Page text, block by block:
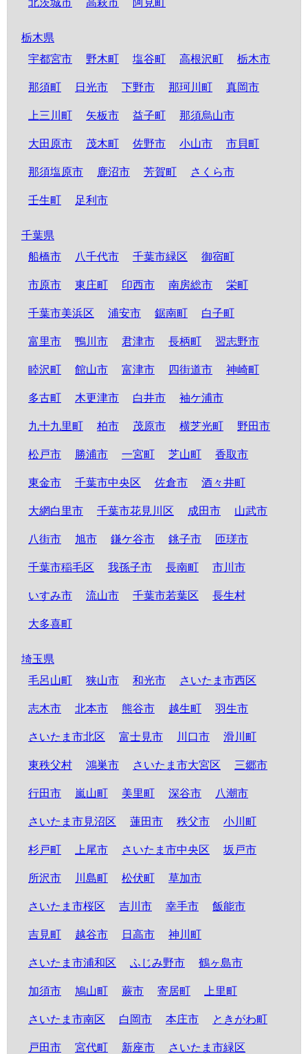
北茨城市 高萩市 阿見町
栃木県
宇都宮市
野木町 塩谷町 高根沢町 栃木市
那須町 日光市 下野市 那珂川町 真岡市
上三川町 矢板市 益子町 那須烏山市
大田原市 茂木町 佐野市 小山市 市貝町
那須塩原市 鹿沼市 芳賀町 さくら市
壬生町 足利市
千葉県
船橋市
八千代市 千葉市緑区 御宿町
市原市 東庄町 印西市 南房総市 栄町
千葉市美浜区 浦安市 鋸南町 白子町
富里市 鴨川市 君津市 長柄町 習志野市
睦沢町 館山市 富津市 四街道市 神崎町
多古町 木更津市 白井市 袖ケ浦市
九十九里町 柏市 茂原市 横芝光町 野田市
松戸市 勝浦市 一宮町 芝山町 香取市
東金市 千葉市中央区 佐倉市 酒々井町
大網白里市 千葉市花見川区 成田市 山武市
八街市 旭市 鎌ケ谷市 銚子市 匝瑳市
千葉市稲毛区 我孫子市 長南町 市川市
いすみ市 流山市 千葉市若葉区 長生村
大多喜町
埼玉県
毛呂山町
狭山市 和光市 さいたま市西区
志木市 北本市 熊谷市 越生町 羽生市
さいたま市北区 富士見市 川口市 滑川町
東秩父村 鴻巣市 さいたま市大宮区 三郷市
行田市 嵐山町 美里町 深谷市 八潮市
さいたま市見沼区 蓮田市 秩父市 小川町
杉戸町 上尾市 さいたま市中央区 坂戸市
所沢市 川島町 松伏町 草加市
さいたま市桜区 吉川市 幸手市 飯能市
吉見町 越谷市 日高市 神川町
さいたま市浦和区 ふじみ野市 鶴ヶ島市
加須市 鳩山町 蕨市 寄居町 上里町
さいたま市南区 白岡市 本庄市 ときがわ町
戸田市 宮代町 新座市 さいたま市緑区